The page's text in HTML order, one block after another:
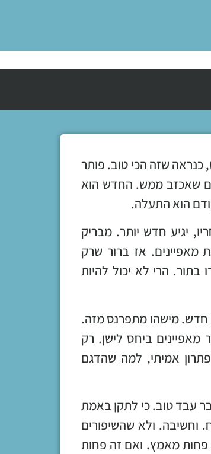
כנראה שזה הכי טוב. פותר
שאכזב ממש. החדש הוא
הוא התעלה.
יגיע חדש יותר. מבריק
מאפיינים. אז ברור שרק
הרי לא יכול להיות
חדש. מישהו מתפרנס מזה.
ביחס לישן. רק
אמיתי, למה שהדגם
עבד טוב. כי לתקן באמת
וחשיבה. ולא שהשיפורים
מאמץ. ואם זה פחות